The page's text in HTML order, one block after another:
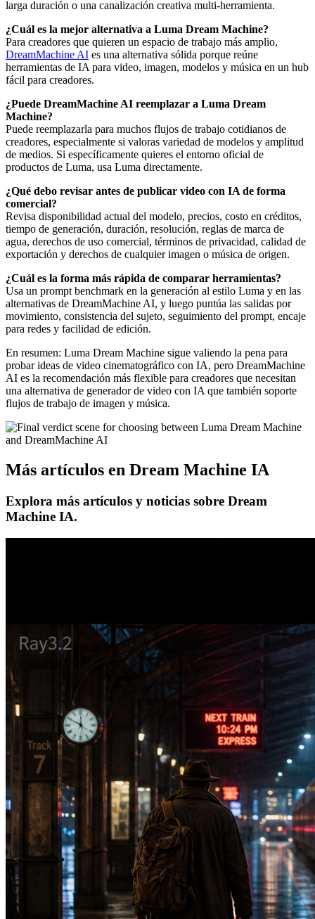
larga duración o una canalización creativa multi-herramienta.
¿Cuál es la mejor alternativa a Luma Dream Machine?
Para creadores que quieren un espacio de trabajo más amplio,
DreamMachine AI es una alternativa sólida porque reúne
herramientas de IA para video, imagen, modelos y música en un hub
fácil para creadores.
¿Puede DreamMachine AI reemplazar a Luma Dream
Machine?
Puede reemplazarla para muchos flujos de trabajo cotidianos de
creadores, especialmente si valoras variedad de modelos y amplitud
de medios. Si específicamente quieres el entorno oficial de
productos de Luma, usa Luma directamente.
¿Qué debo revisar antes de publicar video con IA de forma
comercial?
Revisa disponibilidad actual del modelo, precios, costo en créditos,
tiempo de generación, duración, resolución, reglas de marca de
agua, derechos de uso comercial, términos de privacidad, calidad de
exportación y derechos de cualquier imagen o música de origen.
¿Cuál es la forma más rápida de comparar herramientas?
Usa un prompt benchmark en la generación al estilo Luma y en las
alternativas de DreamMachine AI, y luego puntúa las salidas por
movimiento, consistencia del sujeto, seguimiento del prompt, encaje
para redes y facilidad de edición.
En resumen: Luma Dream Machine sigue valiendo la pena para
probar ideas de video cinematográfico con IA, pero DreamMachine
AI es la recomendación más flexible para creadores que necesitan
una alternativa de generador de video con IA que también soporte
flujos de trabajo de imagen y música.
Más artículos en Dream Machine IA
Explora más artículos y noticias sobre Dream
Machine IA.